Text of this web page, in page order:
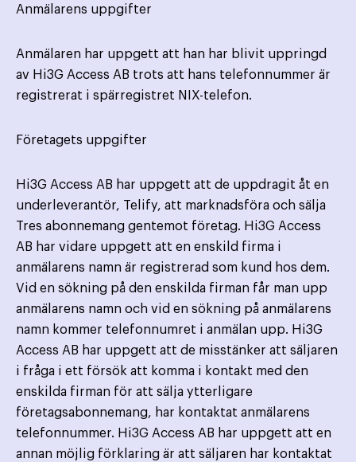
Anmälarens uppgifter
Anmälaren har uppgett att han har blivit uppringd
av Hi3G Access AB trots att hans telefonnummer är
registrerat i spärregistret NIX-telefon.
Företagets uppgifter
Hi3G Access AB har uppgett att de uppdragit åt en
underleverantör, Telify, att marknadsföra och sälja
Tres abonnemang gentemot företag. Hi3G Access
AB har vidare uppgett att en enskild firma i
anmälarens namn är registrerad som kund hos dem.
Vid en sökning på den enskilda firman får man upp
anmälarens namn och vid en sökning på anmälarens
namn kommer telefonnumret i anmälan upp. Hi3G
Access AB har uppgett att de misstänker att säljaren
i fråga i ett försök att komma i kontakt med den
enskilda firman för att sälja ytterligare
företagsabonnemang, har kontaktat anmälarens
telefonnummer. Hi3G Access AB har uppgett att en
annan möjlig förklaring är att säljaren har kontaktat